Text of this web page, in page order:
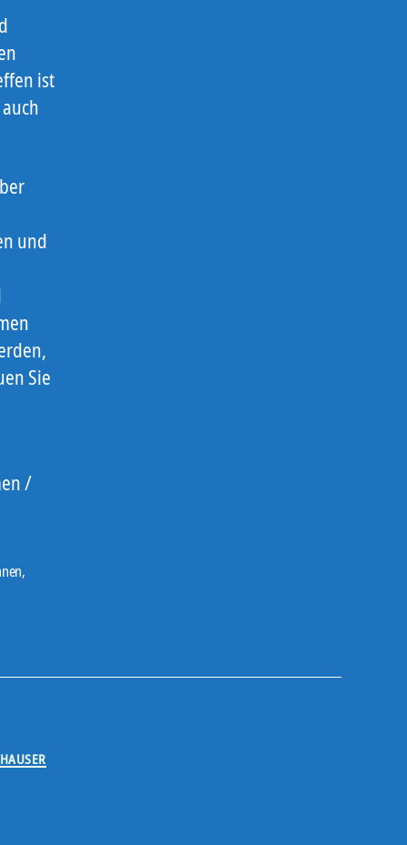
ist
und
Sie
/
,